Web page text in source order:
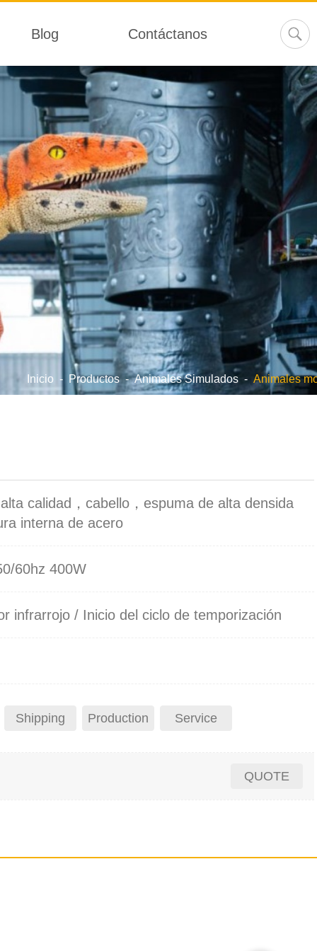
Blog Contáctanos
Inicio - Productos - Animales Simulados - Animales
calidad，cabello，espuma de alta densida
interna de acero
60hz 400W
infrarrojo / Inicio del ciclo de temporización
Shipping Production Service
QUOTE